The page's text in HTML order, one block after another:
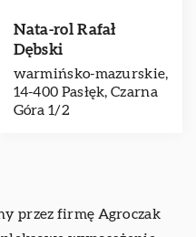
Nata-rol Rafał
Dębski
warmińsko-mazurskie,
14-400 Pasłęk, Czarna
Góra 1/2
przez firmę Agroczak